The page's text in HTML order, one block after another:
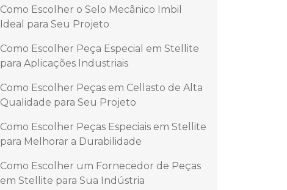
Como Escolher o Selo Mecânico Imbil
Ideal para Seu Projeto
Como Escolher Peça Especial em Stellite
para Aplicações Industriais
Como Escolher Peças em Cellasto de Alta
Qualidade para Seu Projeto
Como Escolher Peças Especiais em Stellite
para Melhorar a Durabilidade
Como Escolher um Fornecedor de Peças
em Stellite para Sua Indústria